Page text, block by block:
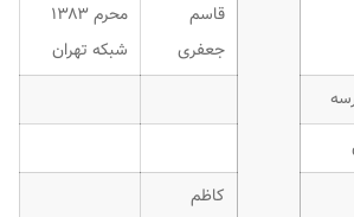
قاسم
جعفری
محرم ۱۳۸۳
شبکه تهران
کاظم